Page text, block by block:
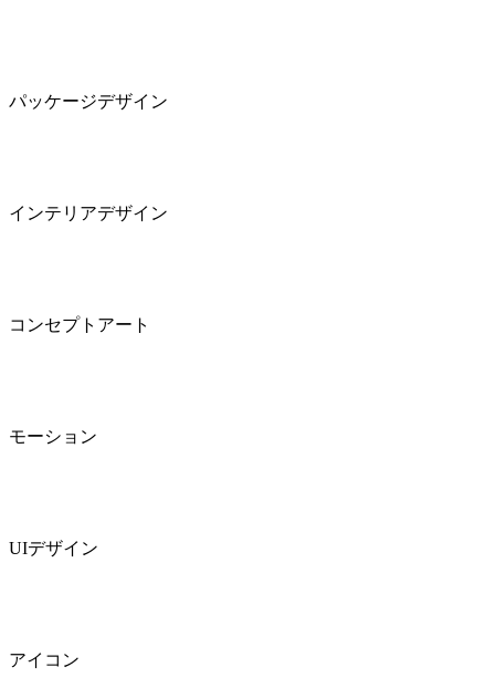
パッケージデザイン
インテリアデザイン
コンセプトアート
モーション
UIデザイン
アイコン